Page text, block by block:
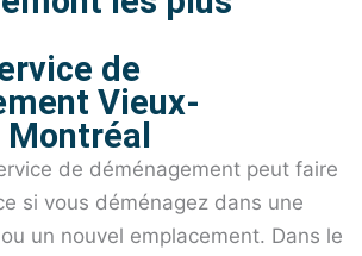
Distance
de Meubles
de
Vieux-
de déménagement peut faire
si vous déménagez dans une
un nouvel emplacement. Dans le